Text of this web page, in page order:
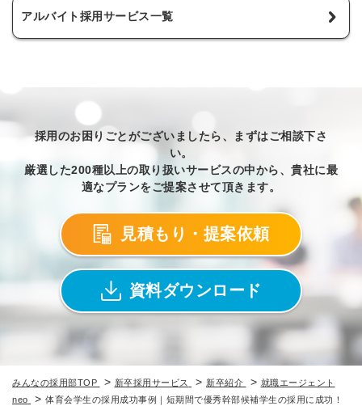
アルバイト採用サービス一覧
採用のお困りごとがございましたら、まずはご相談下さ
い。
厳選した200種以上の取り扱いサービスの中から、貴社に最
適なプランをご提案させて頂きます。
見積もり・提案依頼
資料ダウンロード
みんなの採用部TOP > 新卒採用サービス > 新卒紹介 > 就職エージェント
neo
> 体育会学生の採用成功事例｜短期間で優秀幹部候補学生の採用に成功！